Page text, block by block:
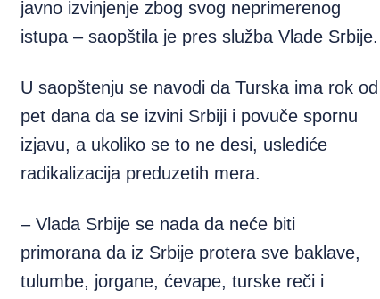
javno izvinjenje zbog svog neprimerenog
istupa – saopštila je pres služba Vlade Srbije.
U saopštenju se navodi da Turska ima rok od
pet dana da se izvini Srbiji i povuče spornu
izjavu, a ukoliko se to ne desi, uslediće
radikalizacija preduzetih mera.
– Vlada Srbije se nada da neće biti
primorana da iz Srbije protera sve baklave,
tulumbe, jorgane, ćevape, turske reči i